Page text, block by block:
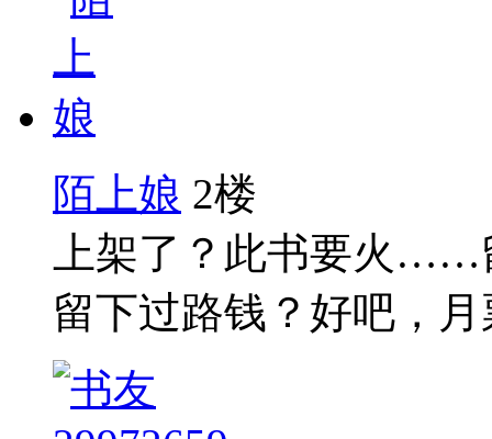
陌上娘 2楼
上架了？此书要火……
留下过路钱？好吧，